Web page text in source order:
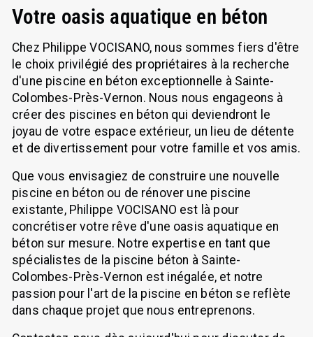
Votre oasis aquatique en béton
Chez Philippe VOCISANO, nous sommes fiers d'être
le choix privilégié des propriétaires à la recherche
d'une piscine en béton exceptionnelle à Sainte-
Colombes-Près-Vernon. Nous nous engageons à
créer des piscines en béton qui deviendront le
joyau de votre espace extérieur, un lieu de détente
et de divertissement pour votre famille et vos amis.
Que vous envisagiez de construire une nouvelle
piscine en béton ou de rénover une piscine
existante, Philippe VOCISANO est là pour
concrétiser votre rêve d'une oasis aquatique en
béton sur mesure. Notre expertise en tant que
spécialistes de la piscine béton à Sainte-
Colombes-Près-Vernon est inégalée, et notre
passion pour l'art de la piscine en béton se reflète
dans chaque projet que nous entreprenons.